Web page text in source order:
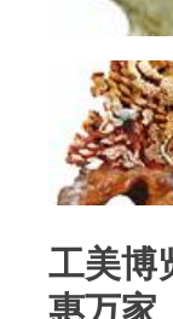
工美博
惠万家